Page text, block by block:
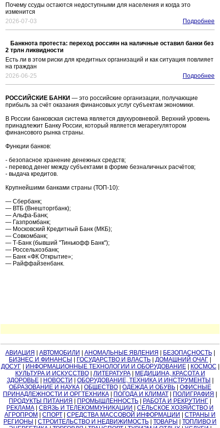
Почему ссуды остаются недоступными для населения и когда это
изменится
2026-07-03
Подробнее
Банкнота протеста: переход россиян на наличные оставил банки без
2 трлн ликвидности
Есть ли в этом риски для кредитных организаций и как ситуация повлияет
на граждан
2026-06-25
Подробнее
РОССИЙСКИЕ БАНКИ — это российские организации, получающие
прибыль за счёт оказания финансовых услуг субъектам экономики.
В России банковская система является двухуровневой. Верхний уровень
принадлежит Банку России, который является мегарегулятором
финансового рынка страны.
Функции банков:
- безопасное хранение денежных средств;
- перевод денег между субъектами в форме безналичных расчётов;
- выдача кредитов.
Крупнейшими банками страны (ТОП-10):
— Сбербанк;
— ВТБ (Внешторгбанк);
— Альфа-Банк;
— Газпромбанк;
— Московский Кредитный Банк (МКБ);
— Совкомбанк;
— Т-Банк (бывший "Тинькофф Банк");
— Россельхозбанк;
— Банк «ФК Открытие»;
— Райффайзенбанк.
АВИАЦИЯ АВТОМОБИЛИ АНОМАЛЬНЫЕ ЯВЛЕНИЯ БЕЗОПАСНОСТЬ|
БИЗНЕС И ФИНАНСЫ
ГОСУДАРСТВО И ВЛАСТЬ ДОМАШНИЙ ОЧАГ
ДОСУГ| ИНФОРМАЦИОННЫЕ ТЕХНОЛОГИИ И ОБОРУДОВАНИЕ| КОСМОС
КУЛЬТУРА И ИСКУССТВО| ЛИТЕРАТУРА|
МЕДИЦИНА, КРАСОТА И
ЗДОРОВЬЕ| НОВОСТИ ОБОРУДОВАНИЕ, ТЕХНИКА И ИНСТРУМЕНТЫ
ОБРАЗОВАНИЕ И НАУКА
ОБЩЕСТВО ОДЕЖДА И ОБУВЬ
ОФИСНЫЕ
ПРИНАДЛЕЖНОСТИ И ОРГТЕХНИКА
ПОГОДА И КЛИМАТ ПОЛИГРАФИЯ
ПРОДУКТЫ ПИТАНИЯ
ПРОМЫШЛЕННОСТЬ РАБОТА И РЕКРУТИНГ
РЕКЛАМА
СВЯЗЬ И ТЕЛЕКОММУНИКАЦИИ
СЕЛЬСКОЕ ХОЗЯЙСТВО И
АГРОПРОМ
СПОРТ СРЕДСТВА МАССОВОЙ ИНФОРМАЦИИ
СТРАНЫ И
РЕГИОНЫ
СТРОИТЕЛЬСТВО И НЕДВИЖИМОСТЬ ТОВАРЫ
ТОПЛИВО И